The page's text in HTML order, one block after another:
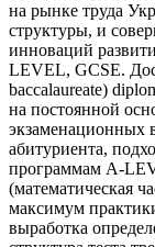
на рынке труда
структуры, и
инноваций
LEVEL, GCSE.
baccalaureate)
на постоянной
экзаменационных
абитуриента,
программам A-
(математическая
максимум
выработка